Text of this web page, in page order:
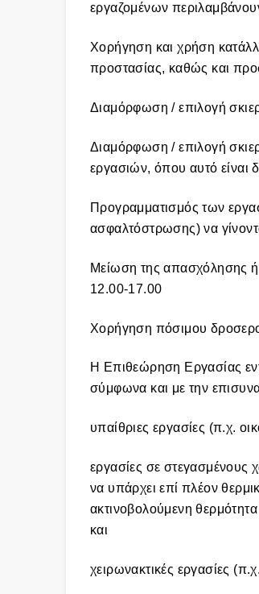
εργαζομένων
Χορήγηση και χρήση
προστασίας, καθώς και
Διαμόρφωση / επιλογή
Διαμόρφωση / επιλογή
εργασιών, όπου αυτό είναι
Προγραμματισμός των
ασφαλτόστρωσης) να
Μείωση της απασχόλησης
12.00-17.00
Χορήγηση πόσιμου
Η Επιθεώρηση Εργασίας
σύμφωνα και με την
υπαίθριες εργασίες (π.χ.
εργασίες σε
να υπάρχει επί πλέον
ακτινοβολούμενη
και
χειρωνακτικές εργασίες